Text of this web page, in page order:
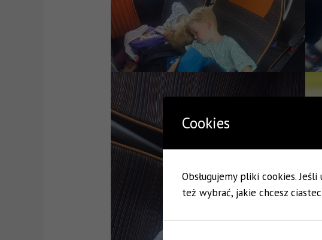
Cookies
Obsługujemy pliki cookies.
też wybrać, jakie chcesz